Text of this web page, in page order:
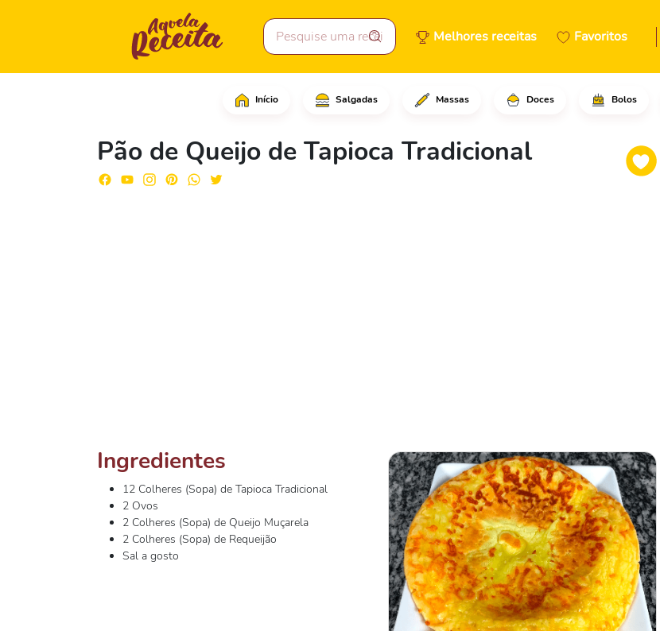
Melhores receitas Favoritos
Início Salgadas Massas Doces Bolos
Pão de Queijo de Tapioca Tradicional
Coloque todos os ingredientes em um
Ingredientes
12 Colheres (Sopa) de Tapioca Tradicional
2 Ovos
2 Colheres (Sopa) de Queijo Muçarela
2 Colheres (Sopa) de Requeijão
Sal a gosto